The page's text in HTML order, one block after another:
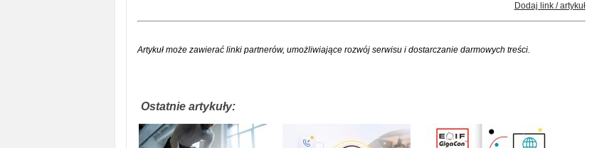
Dodaj link / artykuł
Artykuł może zawierać linki partnerów, umożliwiające rozwój serwisu i dostarczanie darmowych treści.
Ostatnie artykuły: